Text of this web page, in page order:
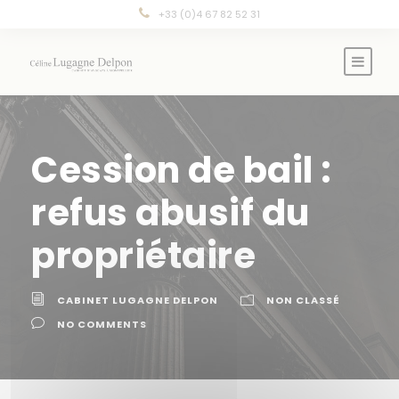
Panneau de gestion des cookies+33 (0)4 67 82 52 31
Cession de bail :
refus abusif du
propriétaire
CABINET LUGAGNE DELPON
NON CLASSÉ
NO COMMENTS